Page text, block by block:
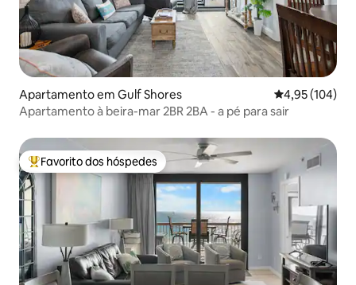
Apartamento em Gulf Shores Classificação
4,95 (104)
Apartamento à beira-mar 2BR 2BA - a pé para sair
Favoritos dos hóspedes mais apreciados
Favorito dos hóspedes